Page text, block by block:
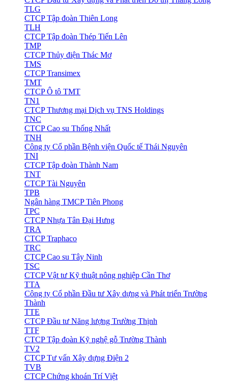
TLG
CTCP Tập đoàn Thiên Long
TLH
CTCP Tập đoàn Thép Tiến Lên
TMP
CTCP Thủy điện Thác Mơ
TMS
CTCP Transimex
TMT
CTCP Ô tô TMT
TN1
CTCP Thương mại Dịch vụ TNS Holdings
TNC
CTCP Cao su Thống Nhất
TNH
Công ty Cổ phần Bệnh viện Quốc tế Thái Nguyên
TNI
CTCP Tập đoàn Thành Nam
TNT
CTCP Tài Nguyên
TPB
Ngân hàng TMCP Tiên Phong
TPC
CTCP Nhựa Tân Đại Hưng
TRA
CTCP Traphaco
TRC
CTCP Cao su Tây Ninh
TSC
CTCP Vật tư Kỹ thuật nông nghiệp Cần Thơ
TTA
Công ty Cổ phần Đầu tư Xây dựng và Phát triển Trường
Thành
TTE
CTCP Đầu tư Năng lượng Trường Thịnh
TTF
CTCP Tập đoàn Kỹ nghệ gỗ Trường Thành
TV2
CTCP Tư vấn Xây dựng Điện 2
TVB
CTCP Chứng khoán Trí Việt